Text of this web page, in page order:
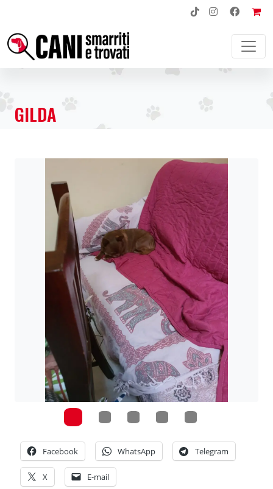
NAVIGAZIONE PRINCIPALE
GILDA
Facebook WhatsApp Telegram
X E-mail